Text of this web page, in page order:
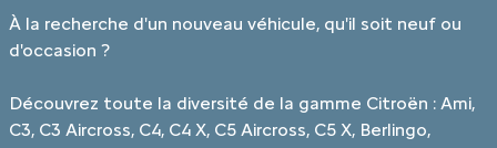
À la recherche d'un nouveau véhicule, qu'il soit neuf ou
d'occasion ?
Découvrez toute la diversité de la gamme Citroën : Ami,
C3, C3 Aircross, C4, C4 X, C5 Aircross, C5 X, Berlingo,